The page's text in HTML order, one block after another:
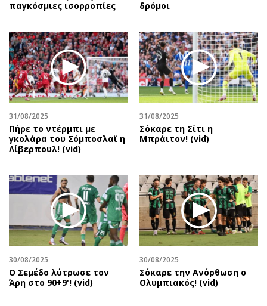
παγκόσμιες ισορροπίες
δρόμοι
31/08/2025
Πήρε το ντέρμπι με
γκολάρα του Σόμποσλαϊ η
Λίβερπουλ! (vid)
31/08/2025
Σόκαρε τη Σίτι η
Μπράιτον! (vid)
30/08/2025
Ο Σεμέδο λύτρωσε τον
Άρη στο 90+9'! (vid)
30/08/2025
Σόκαρε την Ανόρθωση ο
Ολυμπιακός! (vid)